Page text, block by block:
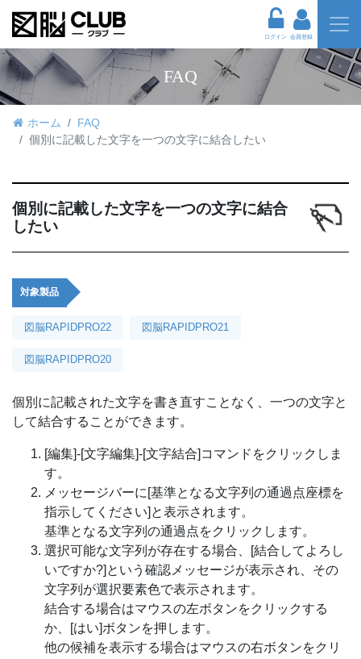
ログイン 会員登録
FAQ
ホーム
FAQ
個別に記載した文字を一つの文字に結合したい
個別に記載した文字を一つの文字に結合
したい
対象製品
図脳RAPIDPRO22 図脳RAPIDPRO21
図脳RAPIDPRO20
個別に記載された文字を書き直すことなく、一つの文字と
して結合することができます。
[編集]-[文字編集]-[文字結合]コマンドをクリックしま
す。
メッセージバーに[基準となる文字列の通過点座標を
指示してください]と表示されます。
基準となる文字列の通過点をクリックします。
選択可能な文字列が存在する場合、[結合してよろし
いですか?]という確認メッセージが表示され、その
文字列が選択要素色で表示されます。
結合する場合はマウスの左ボタンをクリックする
か、[はい]ボタンを押します。
他の候補を表示する場合はマウスの右ボタンをクリ